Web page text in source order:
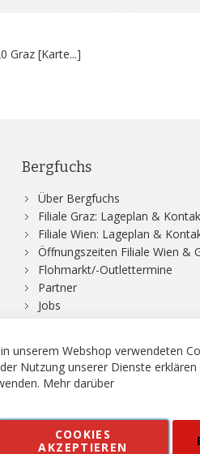
Graz [Karte...]
Bergfuchs
Über Bergfuchs
Filiale Graz: Lageplan &
Filiale Wien: Lageplan &
Öffnungszeiten Filiale Wien &
Flohmarkt/-Outlettermine
Partner
Jobs
widerrufen Kontakt
unserem Webshop verwendeten
Nutzung unserer Dienste
Mehr darüber
COOKIES
AKZEPTIEREN